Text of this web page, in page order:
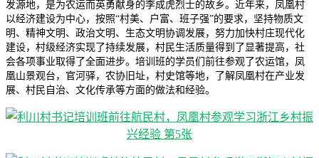
发源地，是为农运而英勇献身的李成虎烈士的故乡。近年来，凤凰村
以经济建设为中心，按照“村美、户富、班子强”的要求，坚持物质文
明、精神文明、政治文明、生态文明协调发展，努力加快村庄现代化
建设，村级经济实现了持续发展，村民生活质量得到了显著提高，社
会各项事业取得了全面进步。培训班的学员们前往参观了农运馆，凤
凰山景观台，官河驿，农协旧址，村史馆等地，了解凤凰村在产业发
展、村民自治、文化传承等方面的做法和经验。